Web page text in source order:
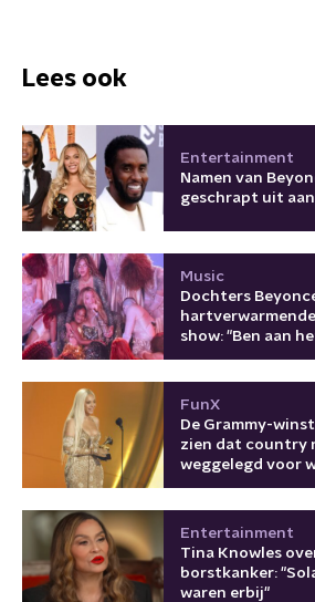
Lees ook
Entertainment
Namen van
geschrapt uit
Music
Dochters
show: "Ben aan
FunX
De Grammy-
zien dat country
weggelegd voor
Entertainment
Tina Knowles
borstkanker:
waren erbij"